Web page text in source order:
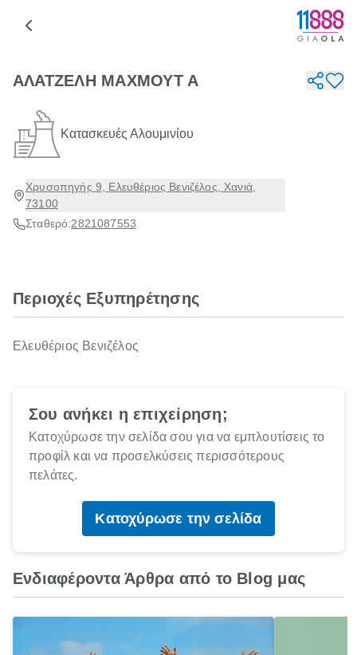
ΑΛΑΤΖΕΛΗ ΜΑΧΜΟΥΤ Α
Κατασκευές Αλουμινίου
Χρυσοπηγής 9, Ελευθέριος Βενιζέλος, Χανιά,
73100
Σταθερό:2821087553
Περιοχές Εξυπηρέτησης
Ελευθέριος Βενιζέλος
Σου ανήκει η επιχείρηση;
Κατοχύρωσε την σελίδα σου για να εμπλουτίσεις το
προφίλ και να προσελκύσεις περισσότερους
πελάτες.
Κατοχύρωσε την σελίδα
Ενδιαφέροντα Άρθρα από το Blog μας